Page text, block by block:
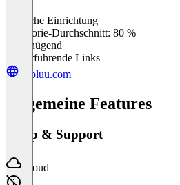
Einfache Einrichtung
Kategorie-Durchschnitt: 80 %
Ungenügend
Weiterführende Links
publuu.com
Allgemeine Features
Setup & Support
Cloud